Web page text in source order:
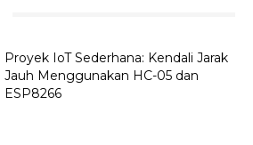
Proyek IoT Sederhana: Kendali Jarak
Jauh Menggunakan HC-05 dan
ESP8266